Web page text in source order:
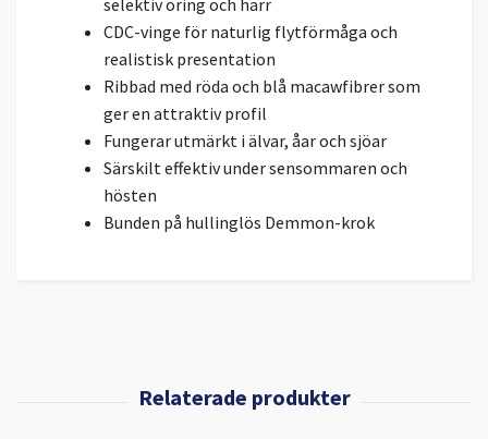
CDC-vinge för naturlig flytförmåga och
realistisk presentation
Ribbad med röda och blå macawfibrer som
ger en attraktiv profil
Fungerar utmärkt i älvar, åar och sjöar
Särskilt effektiv under sensommaren och
hösten
Bunden på hullinglös Demmon-krok